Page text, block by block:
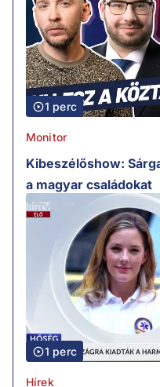
1 perc
Monitor
Kibeszélőshow:
a magyar családokat
1 perc
Hírek